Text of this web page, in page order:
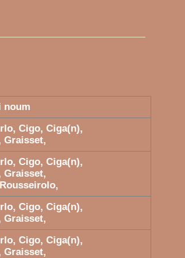
noum
Cigo, Ciga(n),
Graisset,
Cigo, Ciga(n),
Graisset,
Cigo, Ciga(n),
Graisset,
Cigo, Ciga(n),
Graisset,